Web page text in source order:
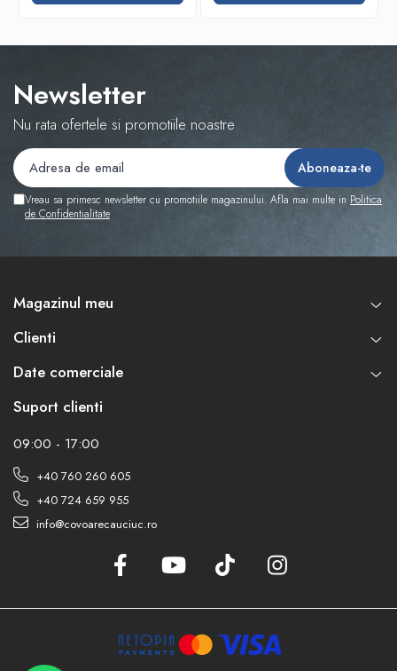
Newsletter
Nu rata ofertele si promotiile noastre
Vreau sa primesc newsletter cu promotiile magazinului. Afla mai multe in Politica
de Confidentialitate
Magazinul meu
Clienti
Date comerciale
Suport clienti
09:00 - 17:00
+40 760 260 605
+40 724 659 955
info@covoarecauciuc.ro